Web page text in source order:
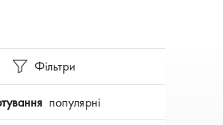
Фільтри
популярні